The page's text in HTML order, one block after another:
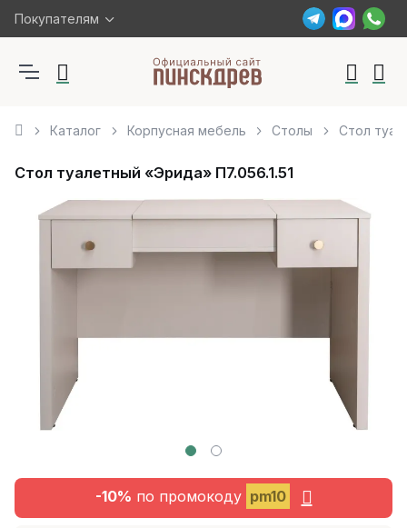
Покупателям
Каталог Корпусная мебель Столы Стол
Стол туалетный «Эрида» П7.056.1.51
-10% по промокоду pm10